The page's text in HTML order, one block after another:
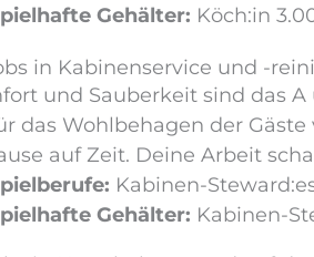
Gehälter: Köch:in
in Kabinenservice und -
und Sauberkeit sind das
das Wohlbehagen der
auf Zeit. Deine Arbeit
Kabinen-
Gehälter: Kabinen-